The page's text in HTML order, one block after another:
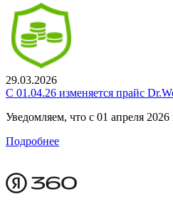
29.03.2026
С 01.04.26 изменяется прайс
Уведомляем, что с 01 апреля
Подробнее